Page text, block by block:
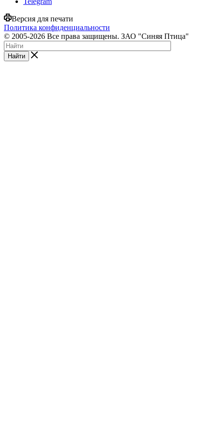
Версия для печати
Политика конфиденциальности
© 2005-2026 Все права защищены. ЗАО "Синяя Птица"
Найти